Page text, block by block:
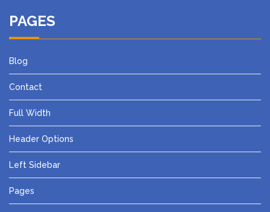
PAGES
Blog
Contact
Full Width
Header Options
Left Sidebar
Pages